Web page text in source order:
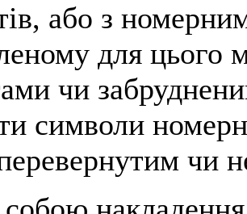
або з
для цього
чи
символи
чи